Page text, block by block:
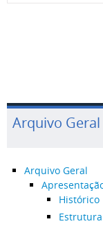
Arquivo Geral
Arquivo Geral
Histórico